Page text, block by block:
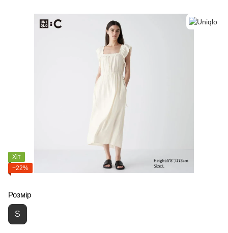
Хіт
−22%
Розмір
S